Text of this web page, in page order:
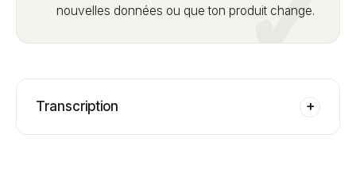
nouvelles données ou que ton produit change.
Transcription +